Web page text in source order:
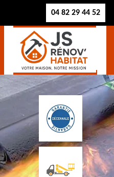
04 82 29 44 52